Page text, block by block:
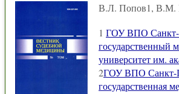
В.Л. Попов1, В.М.
1 ГОУ ВПО Санкт-
государственный
университет им.
2ГОУ ВПО Санкт-
государственная